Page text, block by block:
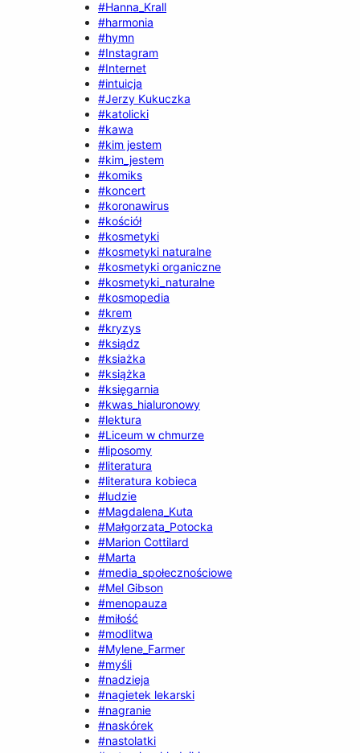
#Hanna_Krall
#harmonia
#hymn
#Instagram
#Internet
#intuicja
#Jerzy Kukuczka
#katolicki
#kawa
#kim jestem
#kim_jestem
#komiks
#koncert
#koronawirus
#kościół
#kosmetyki
#kosmetyki naturalne
#kosmetyki organiczne
#kosmetyki_naturalne
#kosmopedia
#krem
#kryzys
#ksiądz
#ksiażka
#książka
#księgarnia
#kwas_hialuronowy
#lektura
#Liceum w chmurze
#liposomy
#literatura
#literatura kobieca
#ludzie
#Magdalena_Kuta
#Małgorzata_Potocka
#Marion Cottilard
#Marta
#media_społecznościowe
#Mel Gibson
#menopauza
#miłość
#modlitwa
#Mylene_Farmer
#myśli
#nadzieja
#nagietek lekarski
#nagranie
#naskórek
#nastolatki